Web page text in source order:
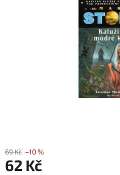
69 Kč –10 %
62 Kč